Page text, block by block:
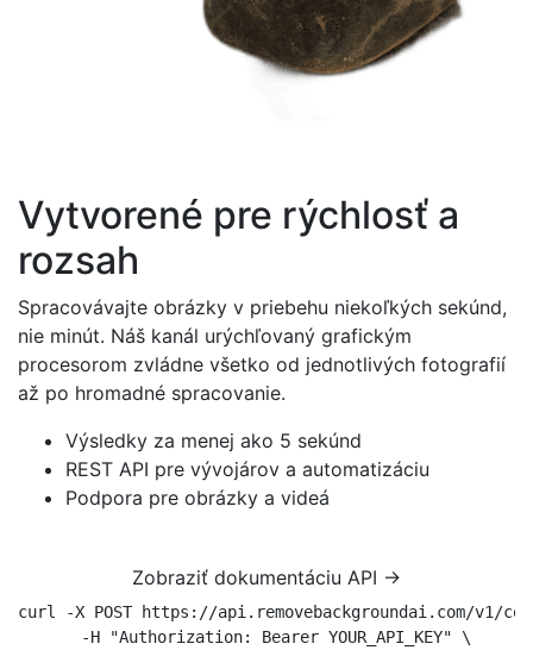
Vytvorené pre rýchlosť a
rozsah
Spracovávajte obrázky v priebehu niekoľkých sekúnd,
nie minút. Náš kanál urýchľovaný grafickým
procesorom zvládne všetko od jednotlivých fotografií
až po hromadné spracovanie.
Výsledky za menej ako 5 sekúnd
REST API pre vývojárov a automatizáciu
Podpora pre obrázky a videá
Zobraziť dokumentáciu API →
curl -X POST https://api.removebackgroundai.com/v1/
  -H "Authorization: Bearer YOUR_API_KEY" \